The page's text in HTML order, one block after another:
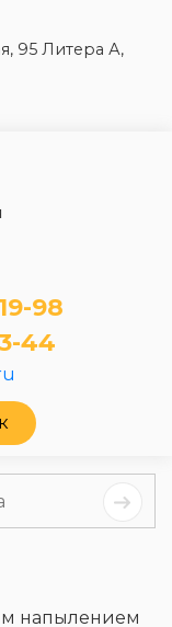
95 Литера А,
98
44
напылением